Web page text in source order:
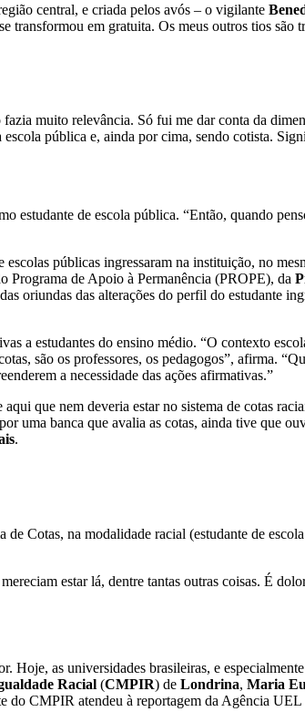
central, e criada pelos avós – o vigilante
em gratuita. Os meus outros tios
muito relevância. Só fui me dar conta da
pública e, ainda por cima, sendo cotista.
estudante de escola pública. “Então, quando
públicas ingressaram na instituição, no
Programa de Apoio à Permanência (PROPE), da
oriundas das alterações do perfil do estudante
a estudantes do ensino médio. “O contexto
são os professores, os pedagogos”, afirma.
a necessidade das ações afirmativas.”
que nem deveria estar no sistema de cotas
uma banca que avalia as cotas, ainda tive que
.
Cotas, na modalidade racial (estudante de
estar lá, dentre tantas outras coisas. É
Hoje, as universidades brasileiras, e
Racial (CMPIR) de Londrina, Maria
do CMPIR atendeu à reportagem da Agência